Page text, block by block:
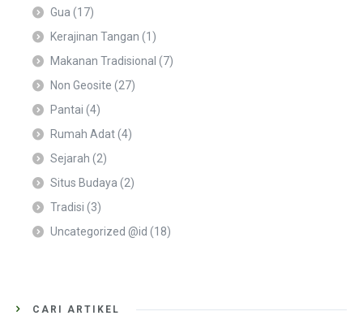
Gua (17)
Kerajinan Tangan (1)
Makanan Tradisional (7)
Non Geosite (27)
Pantai (4)
Rumah Adat(4)
Sejarah (2)
Situs Budaya (2)
Tradisi (3)
Uncategorized @id (18)
CARI ARTIKEL